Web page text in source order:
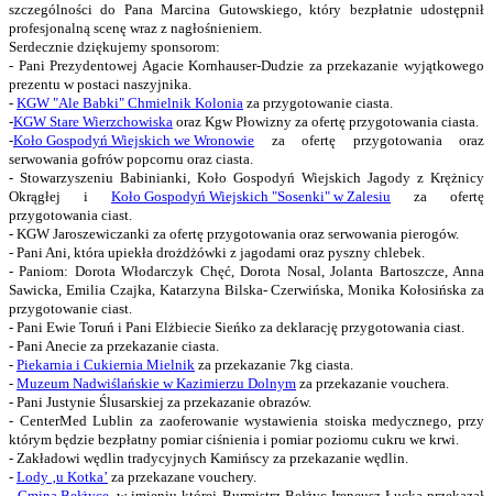
szczególności do Pana Marcina Gutowskiego, który bezpłatnie udostępnił
profesjonalną scenę wraz z nagłośnieniem.
Serdecznie dziękujemy sponsorom:
- Pani Prezydentowej Agacie Kornhauser-Dudzie za przekazanie wyjątkowego
prezentu w postaci naszyjnika.
- KGW "Ale Babki" Chmielnik Kolonia za przygotowanie ciasta.
-KGW Stare Wierzchowiska oraz Kgw Płowizny za ofertę przygotowania ciasta.
-Koło Gospodyń Wiejskich we Wronowie za ofertę przygotowania oraz
serwowania gofrów popcornu oraz ciasta.
- Stowarzyszeniu Babinianki, Koło Gospodyń Wiejskich Jagody z Krężnicy
Okrągłej i Koło Gospodyń Wiejskich "Sosenki" w Zalesiu za ofertę
przygotowania ciast.
- KGW Jaroszewiczanki za ofertę przygotowania oraz serwowania pierogów.
- Pani Ani, która upiekła drożdżówki z jagodami oraz pyszny chlebek.
- Paniom: Dorota Włodarczyk Chęć, Dorota Nosal, Jolanta Bartoszcze, Anna
Sawicka, Emilia Czajka, Katarzyna Bilska- Czerwińska, Monika Kołosińska za
przygotowanie ciast.
- Pani Ewie Toruń i Pani Elżbiecie Sieńko za deklarację przygotowania ciast.
- Pani Anecie za przekazanie ciasta.
- Piekarnia i Cukiernia Mielnik za przekazanie 7kg ciasta.
- Muzeum Nadwiślańskie w Kazimierzu Dolnym za przekazanie vouchera.
- Pani Justynie Ślusarskiej za przekazanie obrazów.
- CenterMed Lublin za zaoferowanie wystawienia stoiska medycznego, przy
którym będzie bezpłatny pomiar ciśnienia i pomiar poziomu cukru we krwi.
- Zakładowi wędlin tradycyjnych Kamińscy za przekazanie wędlin.
- Lody ‚u Kotka’ za przekazane vouchery.